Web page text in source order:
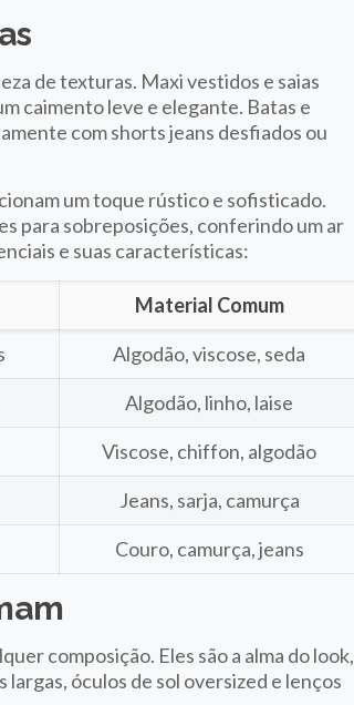
de texturas. Maxi vestidos e saias
caimento leve e elegante. Batas e
com shorts jeans desfiados ou
um toque rústico e sofisticado.
para sobreposições, conferindo um ar
e suas características:
Material Comum
Algodão, viscose, seda
Algodão, linho, laise
Viscose, chiffon, algodão
Jeans, sarja, camurça
Couro, camurça, jeans
composição. Eles são a alma do look,
óculos de sol oversized e lenços